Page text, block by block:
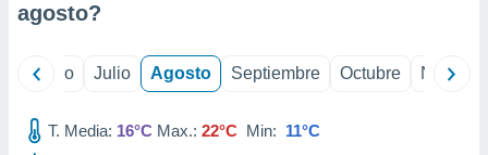
publicidad
1199
agosto?
Junio Julio Agosto Septiembre Octubre
T. Media: 16°C Max.: 22°C Min: 11°C